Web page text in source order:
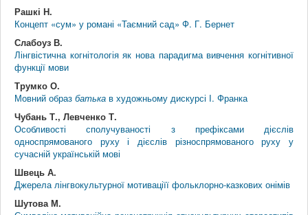
Рашкі Н.
Концепт «сум» у романі «Таємний сад» Ф. Г. Бернет
Слабоуз В.
Лінгвістична когнітологія як нова парадигма вивчення когнітивної
функції мови
Трумко О.
Мовний образ батька в художньому дискурсі І. Франка
Чубань Т., Левченко Т.
Особливості сполучуваності з префіксами дієслів
односпрямованого руху і дієслів різноспрямованого руху у
сучасній українській мові
Швець А.
Джерела лінгвокультурної мотиваціїї фольклорно-казкових онімів
Шутова М.